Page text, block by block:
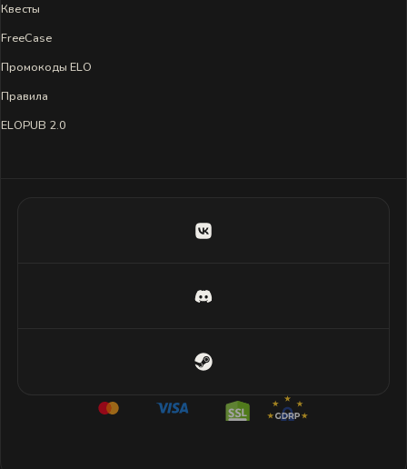
Квесты
FreeCase
Промокоды ELO
Правила
ELOPUB 2.0